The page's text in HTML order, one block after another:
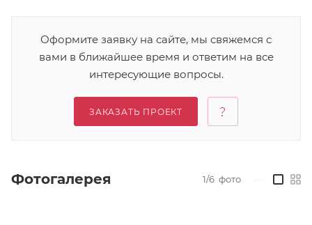
Оформите заявку на сайте, мы свяжемся с
вами в ближайшее время и ответим на все
интересующие вопросы.
ЗАКАЗАТЬ ПРОЕКТ
Фотогалерея 1/6 фото